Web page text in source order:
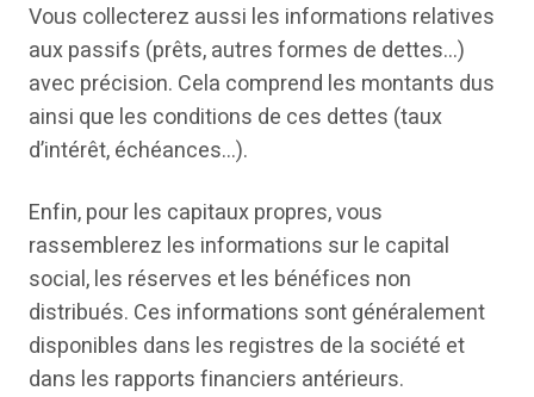
Vous collecterez aussi les informations relatives
aux passifs (prêts, autres formes de dettes…)
avec précision. Cela comprend les montants dus
ainsi que les conditions de ces dettes (taux
d’intérêt, échéances…).
Enfin, pour les capitaux propres, vous
rassemblerez les informations sur le capital
social, les réserves et les bénéfices non
distribués. Ces informations sont généralement
disponibles dans les registres de la société et
dans les rapports financiers antérieurs.